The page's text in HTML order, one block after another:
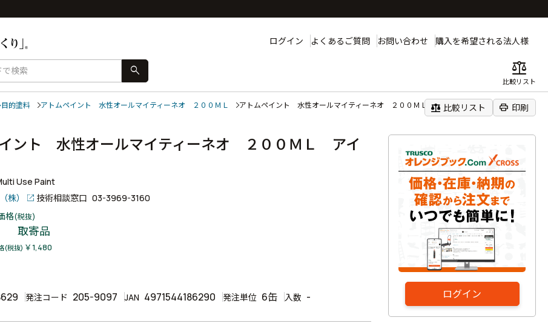
ログイン よくあるご質問 お問い合わせ 購入を希望される法人様
search balance
比較リスト
的塗料 アトムペイント 水性オールマイティーネオ ２００ＭＬ アトムペイント 水性オールマイティーネオ ２００ＭＬ アイボリー
balance 比較リスト print 印刷
ログイン
ント 水性オールマイティーネオ ２００ＭＬ アイ
Use Paint
株）
技術相談窓口 03-3969-3160
格(税抜)
取寄品
(税抜) ￥1,480
発注コード 205-9097 JAN 4971544186290 発注単位 6缶 入数 -